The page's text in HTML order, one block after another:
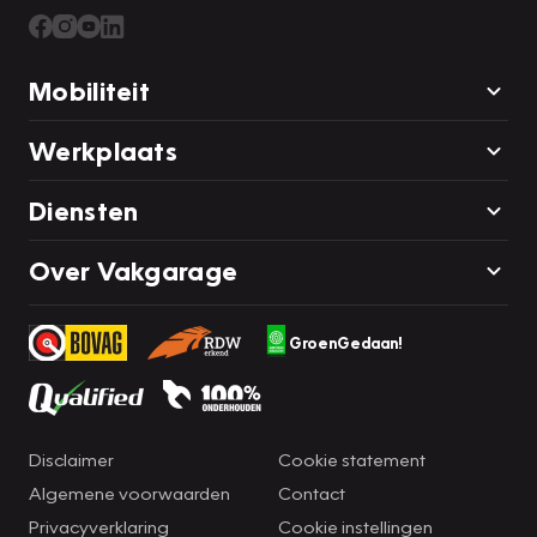
Mobiliteit
Werkplaats
Diensten
Over Vakgarage
GroenGedaan!
Disclaimer
Algemene voorwaarden
Privacyverklaring
Cookie statement
Contact
Cookie instellingen